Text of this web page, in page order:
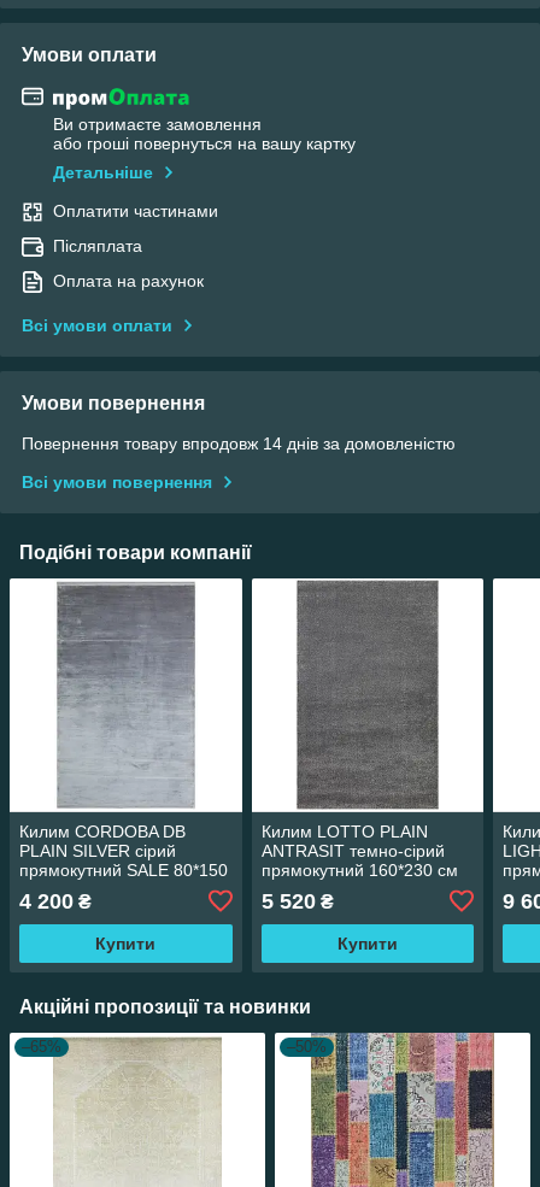
Умови оплати
Ви отримаєте замовлення
або гроші повернуться на вашу картку
Детальніше
Оплатити частинами
Післяплата
Оплата на рахунок
Всі умови оплати
Умови повернення
Повернення товару впродовж 14 днів за домовленістю
Всі умови повернення
Подібні товари компанії
Килим CORDOBA DB
PLAIN SILVER сірий
прямокутний SALE 80*150
4 200 ₴
Купити
Килим LOTTO PLAIN
ANTRASIT темно-сірий
прямокутний 160*230 см
5 520₴
Купити
9
Акційні пропозиції та новинки
–65% –50%